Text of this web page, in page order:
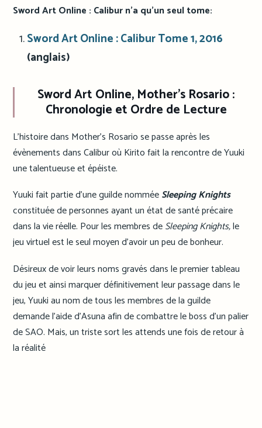
Sword Art Online : Calibur n’a qu’un seul tome:
Sword Art Online : Calibur Tome 1, 2016
(anglais)
Sword Art Online, Mother’s Rosario :
Chronologie et Ordre de Lecture
L’histoire dans Mother’s Rosario se passe après les
évènements dans Calibur où Kirito fait la rencontre de Yuuki
une talentueuse et épéiste.
Yuuki fait partie d’une guilde nomméeSleeping Knights
constituée de personnes ayant un état de santé précaire
dans la vie réelle. Pour les membres deSleeping Knights,le
jeu virtuel est le seul moyen d’avoir un peu de bonheur.
Désireux de voir leurs noms gravés dans le premier tableau
du jeu et ainsi marquer définitivement leur passage dans le
jeu, Yuuki au nom de tous les membres de la guilde
demande l’aide d’Asuna afin de combattre le boss d’un palier
de SAO. Mais, un triste sort les attends une fois de retour à
la réalité